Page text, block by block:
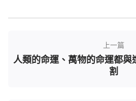
上一篇
人類的命運、萬物的命運都與
割